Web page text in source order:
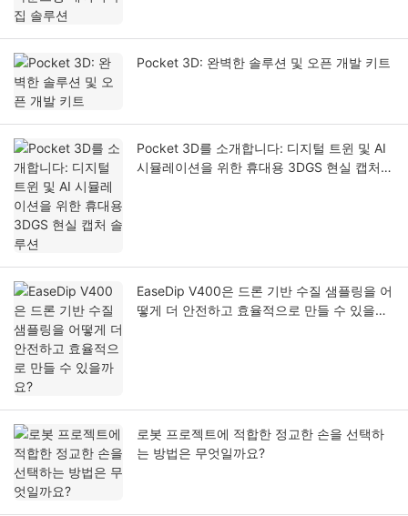
Pocket 3D: 완벽한 솔루션 및 오픈 개발 키트
Pocket 3D를 소개합니다: 디지털 트윈 및 AI
시뮬레이션을 위한 휴대용 3DGS 현실 캡처
EaseDip V400은 드론 기반 수질 샘플링을 어
떻게 더 안전하고 효율적으로 만들 수 있을까
로봇 프로젝트에 적합한 정교한 손을 선택하
는 방법은 무엇일까요?